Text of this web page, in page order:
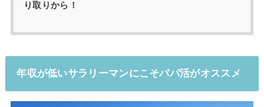
り取りから！
年収が低いサラリーマンにこそパパ活がオススメ